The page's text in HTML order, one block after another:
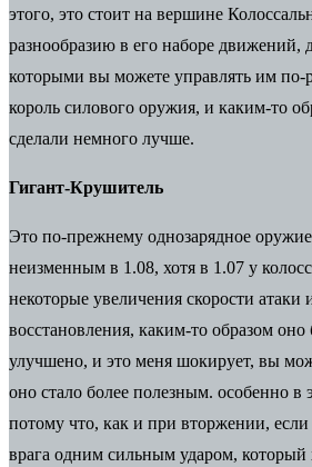
этого, это стоит на вершине
разнообразию в его наборе движений,
которыми вы можете управлять им по-
король силового оружия, и каким-то
сделали немного лучше.
Гигант-Крушитель
Это по-прежнему однозарядное
неизменным в 1.08, хотя в 1.07 у
некоторые увеличения скорости атаки
восстановления, каким-то образом
улучшено, и это меня шокирует, вы
оно стало более полезным. особенно в
потому что, как и при вторжении,
врага одним сильным ударом, который